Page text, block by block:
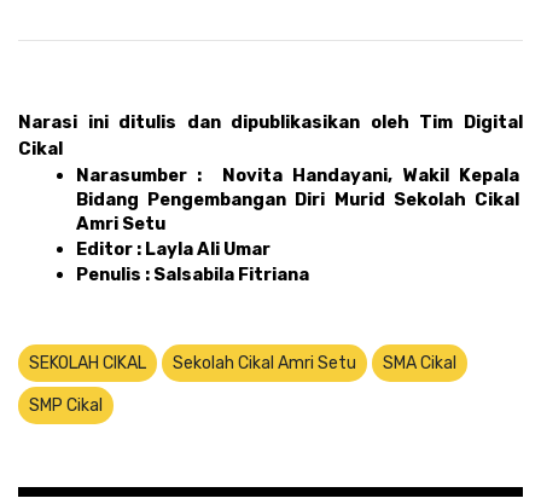
Narasi ini ditulis dan dipublikasikan oleh Tim Digital
Cikal
Narasumber :  Novita Handayani, Wakil Kepala
Bidang Pengembangan Diri Murid Sekolah Cikal
Amri Setu
Editor : Layla Ali Umar
Penulis : Salsabila Fitriana
SEKOLAH CIKAL Sekolah Cikal Amri Setu SMA Cikal
SMP Cikal